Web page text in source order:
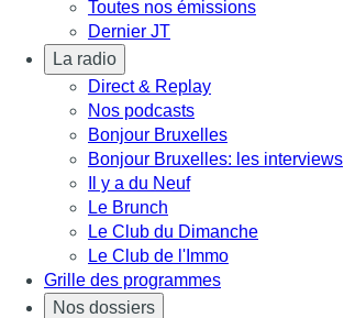
Toutes nos émissions
Dernier JT
La radio
Direct & Replay
Nos podcasts
Bonjour Bruxelles
Bonjour Bruxelles: les interviews
Il y a du Neuf
Le Brunch
Le Club du Dimanche
Le Club de l'Immo
Grille des programmes
Nos dossiers